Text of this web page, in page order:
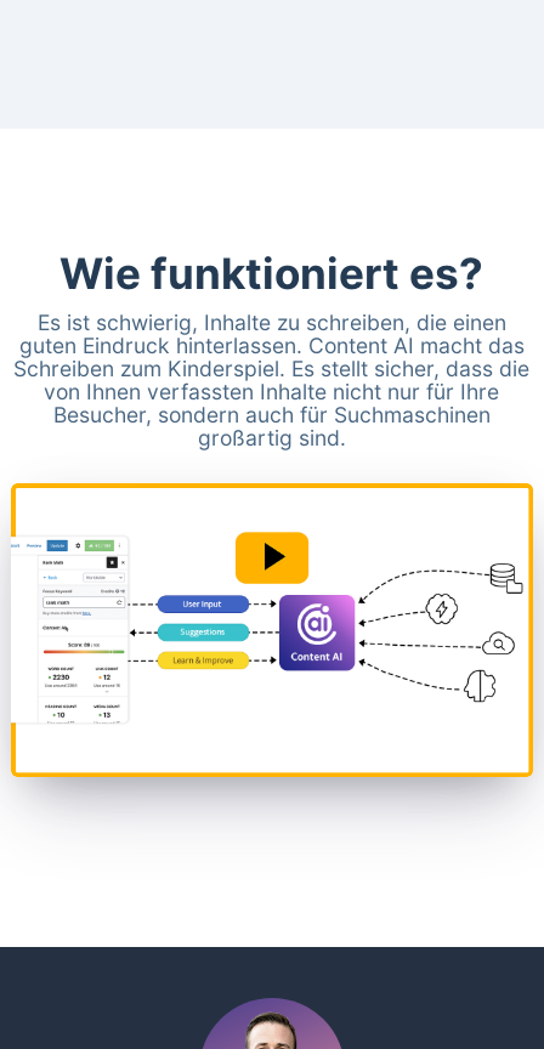
Wie funktioniert es?
Es ist schwierig, Inhalte zu schreiben, die einen
guten Eindruck hinterlassen. Content AI macht das
Schreiben zum Kinderspiel. Es stellt sicher, dass die
von Ihnen verfassten Inhalte nicht nur für Ihre
Besucher, sondern auch für Suchmaschinen
großartig sind.